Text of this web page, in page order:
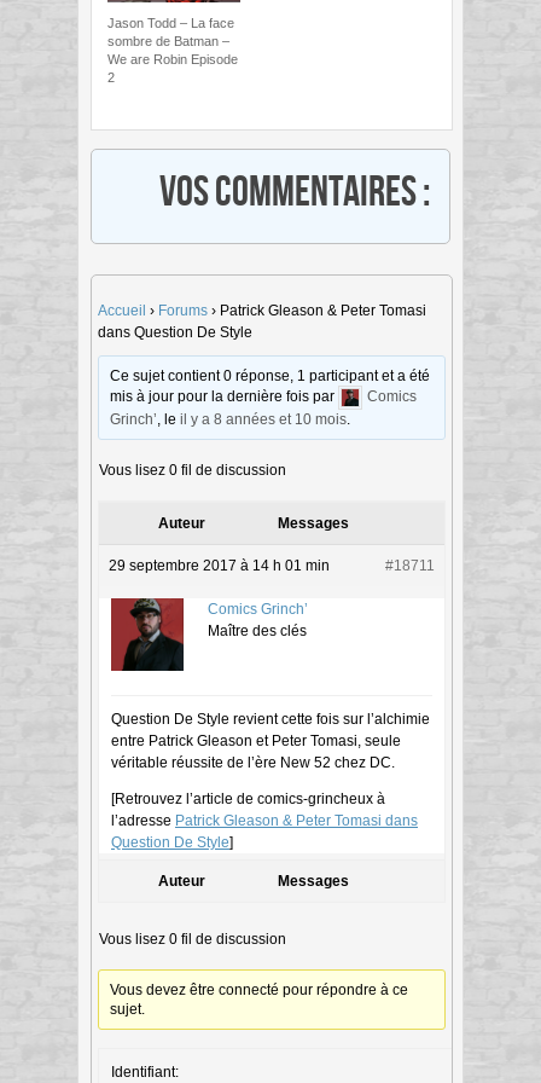
Jason Todd – La face
sombre de Batman –
We are Robin Episode
2
Vos commentaires :
Accueil › Forums › Patrick Gleason & Peter Tomasi
dans Question De Style
Ce sujet contient 0 réponse, 1 participant et a été
mis à jour pour la dernière fois par
Comics
Grinch’ , leil y a 8 années et 10 mois
Vous lisez 0 fil de discussion
Auteur Messages
29 septembre 2017 à 14 h 01 min #18711
Comics Grinch’
Maître des clés
Question De Style revient cette fois sur l’alchimie
entre Patrick Gleason et Peter Tomasi, seule
véritable réussite de l’ère New 52 chez DC.
[Retrouvez l’article de comics-grincheux à
l’adresse Patrick Gleason & Peter Tomasi dans
Question De Style]
Auteur Messages
Vous lisez 0 fil de discussion
Vous devez être connecté pour répondre à ce
sujet.
Identifiant: